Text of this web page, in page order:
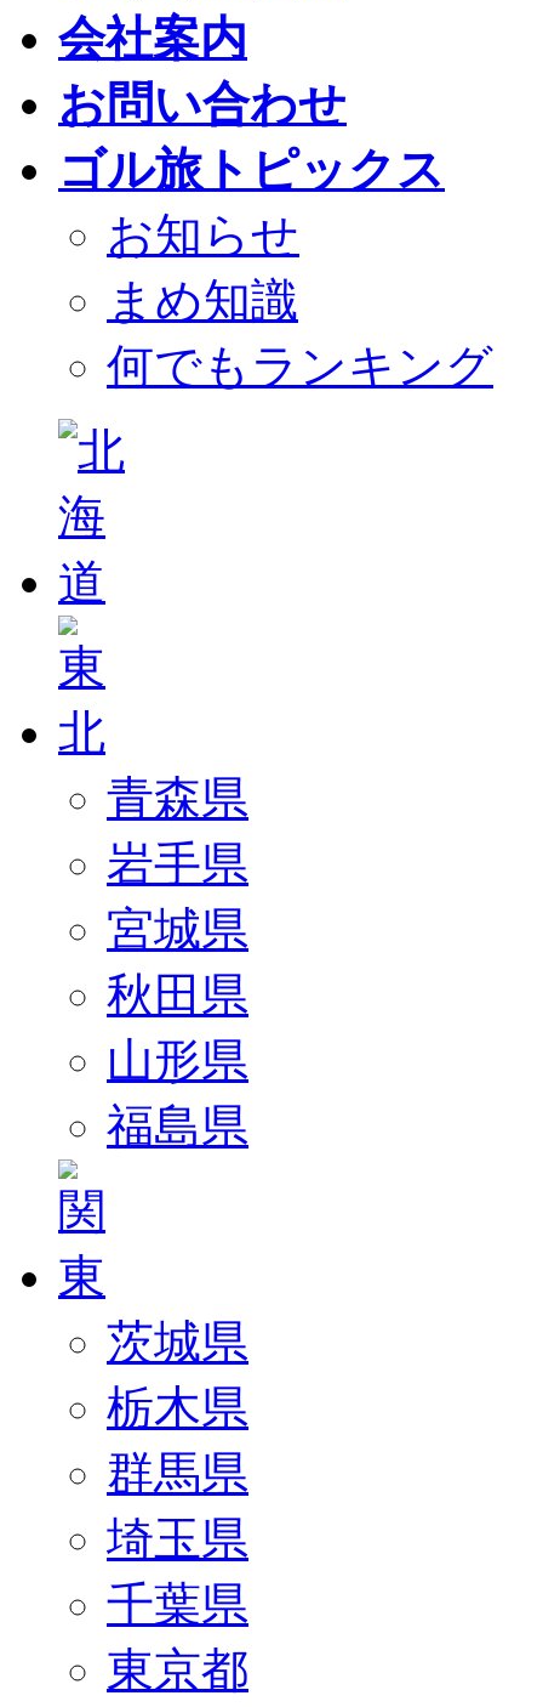
会社案内
お問い合わせ
ゴル旅トピックス
お知らせ
まめ知識
何でもランキング
青森県
岩手県
宮城県
秋田県
山形県
福島県
茨城県
栃木県
群馬県
埼玉県
千葉県
東京都